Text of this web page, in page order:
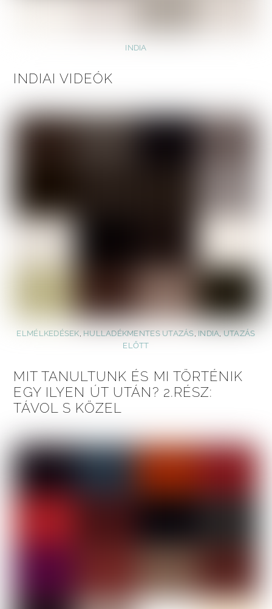
INDIA
INDIAI VIDEÓK
ELMÉLKEDÉSEK, HULLADÉKMENTES UTAZÁS, INDIA,UTAZÁS
ELŐTT
MIT TANULTUNK ÉS MI TÖRTÉNIK
EGY ILYEN ÚT UTÁN? 2.RÉSZ:
TÁVOL S KÖZEL